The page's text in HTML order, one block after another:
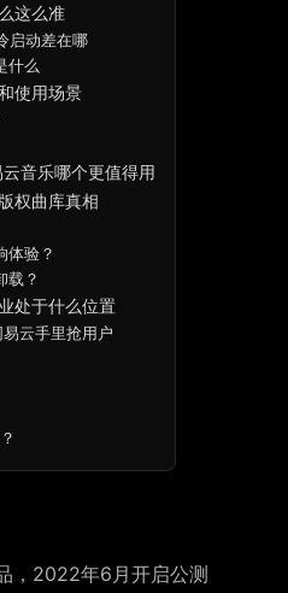
这么准
启动差在哪
什么
使用场景
音乐哪个更值得用
权曲库真相
体验？
载？
处于什么位置
云手里抢用户
，2022年6月开启公测